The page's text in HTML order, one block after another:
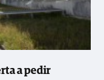
a pedir